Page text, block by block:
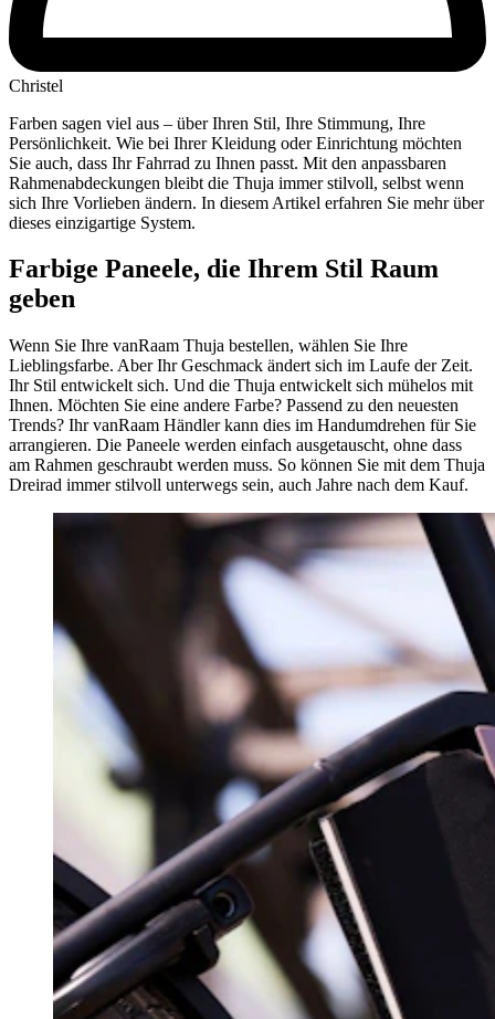
Christel
Farben sagen viel aus – über Ihren Stil, Ihre Stimmung, Ihre
Persönlichkeit. Wie bei Ihrer Kleidung oder Einrichtung möchten
Sie auch, dass Ihr Fahrrad zu Ihnen passt. Mit den anpassbaren
Rahmenabdeckungen bleibt die Thuja immer stilvoll, selbst wenn
sich Ihre Vorlieben ändern. In diesem Artikel erfahren Sie mehr über
dieses einzigartige System.
Farbige Paneele, die Ihrem Stil Raum
geben
Wenn Sie Ihre vanRaam Thuja bestellen, wählen Sie Ihre
Lieblingsfarbe. Aber Ihr Geschmack ändert sich im Laufe der Zeit.
Ihr Stil entwickelt sich. Und die Thuja entwickelt sich mühelos mit
Ihnen. Möchten Sie eine andere Farbe? Passend zu den neuesten
Trends? Ihr vanRaam Händler kann dies im Handumdrehen für Sie
arrangieren. Die Paneele werden einfach ausgetauscht, ohne dass
am Rahmen geschraubt werden muss. So können Sie mit dem Thuja
Dreirad immer stilvoll unterwegs sein, auch Jahre nach dem Kauf.